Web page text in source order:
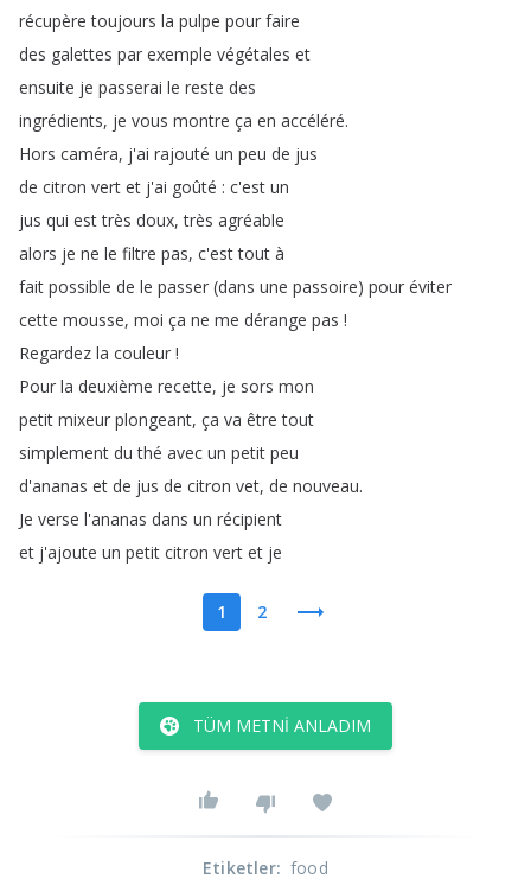
récupère toujours la pulpe pour faire
des galettes par exemple végétales et
ensuite je passerai le reste des
ingrédients, je vous montre ça en accéléré.
Hors caméra, j'ai rajouté un peu de jus
de citron vert et j'ai goûté : c'est un
jus qui est très doux,très agréable
alors je ne le filtre pas, c'est tout à
fait possible de le passer (dans une passoire) pour éviter
cette mousse, moi ça ne me dérange pas !
Regardez la couleur !
Pour la deuxième recette, je sors mon
petit mixeur plongeant, ça va être tout
simplement du thé avec un petit peu
d'ananas et de jus de citron vet, de nouveau.
Je verse l'ananas dans un récipient
et j'ajoute un petit citron vert et je
1 2
TÜM METNI ANLADIM
Etiketler: food